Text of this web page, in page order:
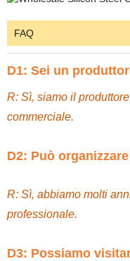
FAQ
D1: Sei un
R: Sì, siamo il
commerciale.
D2: Può
R: Sì, abbiamo molti
professionale.
D3: Possiamo